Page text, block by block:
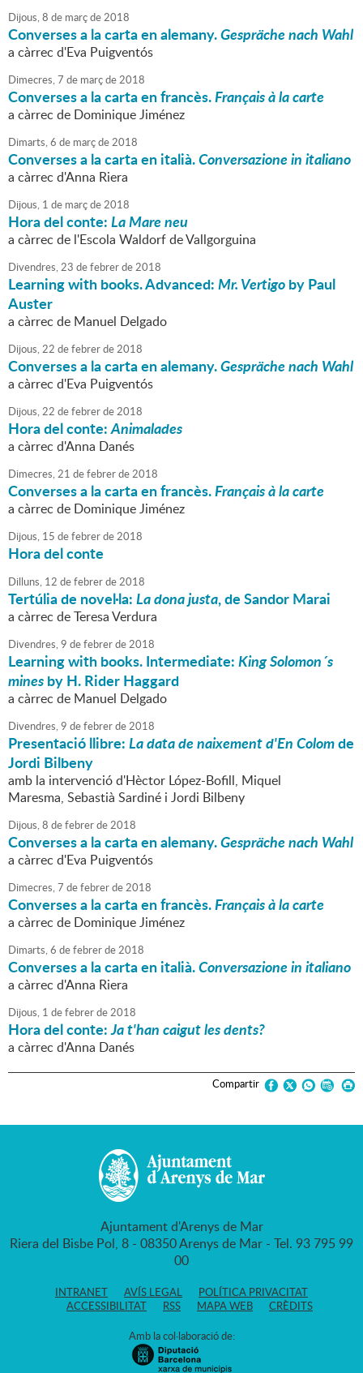
Dijous,8 de marçde2018
Converses a la carta en alemany.Gespräche nach Wahl
a càrrec d'Eva Puigventós
Dimecres,7 de marçde2018
Converses a la carta en francès.Français à la carte
a càrrec de Dominique Jiménez
Dimarts,6 de marçde2018
Converses a la carta en italià.Conversazione in italiano
a càrrec d'Anna Riera
Dijous, 1 de marçde2018
Hora del conte:La Mare neu
a càrrec de l'Escola Waldorf de Vallgorguina
Divendres,23 defebrerde2018
Learning with books. Advanced:Mr. Vertigoby Paul
Auster
a càrrec de Manuel Delgado
Dijous,22 defebrerde2018
Converses a la carta en alemany.Gespräche nach Wahl
a càrrec d'Eva Puigventós
Dijous,22 defebrerde2018
Hora del conte:Animalades
a càrrec d'Anna Danés
Dimecres,21 defebrerde2018
Converses a la carta en francès.Français à la carte
a càrrec de Dominique Jiménez
Dijous, 15 defebrerde2018
Hora del conte
Dilluns, 12 defebrerde2018
Tertúlia de novel·la:La dona justa, de Sandor Marai
a càrrec de Teresa Verdura
Divendres,9 defebrerde2018
Learning with books. Intermediate:King Solomon´s
minesby H. Rider Haggard
a càrrec de Manuel Delgado
Divendres,9 defebrerde2018
Presentació llibre:La data de naixement d'En Colomde
Jordi Bilbeny
amb la intervenció d'Hèctor López-Bofill, Miquel
Maresma, Sebastià Sardiné i Jordi Bilbeny
Dijous,8 defebrerde2018
Converses a la carta en alemany.Gespräche nach Wahl
a càrrec d'Eva Puigventós
Dimecres,7 defebrerde2018
Converses a la carta en francès.Français à la carte
a càrrec de Dominique Jiménez
Dimarts,6 defebrerde2018
Converses a la carta en italià.Conversazione in italiano
a càrrec d'Anna Riera
Dijous, 1 defebrerde2018
Hora del conte:Ja t'han caigut les dents?
a càrrec d'Anna Danés
Compartir
Ajuntament d'Arenys de Mar
Riera del Bisbe Pol, 8 - 08350 Arenys de Mar - Tel. 93 795 99
00
INTRANET AVÍS LEGAL
POLÍTICA PRIVACITAT
ACCESSIBILITAT
RSS MAPA WEB CRÈDITS
Amb la col·laboració de: